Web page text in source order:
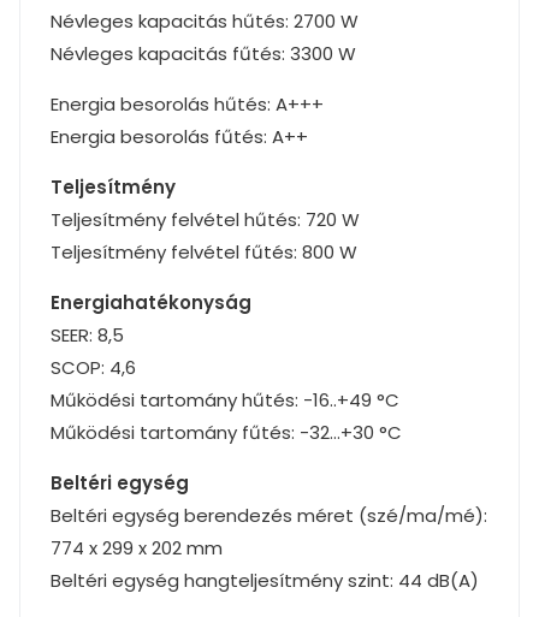
Névleges kapacitás hűtés: 2700 W
Névleges kapacitás fűtés: 3300 W
Energia besorolás hűtés: A+++
Energia besorolás fűtés: A++
Teljesítmény
Teljesítmény felvétel hűtés: 720 W
Teljesítmény felvétel fűtés: 800 W
Energiahatékonyság
SEER: 8,5
SCOP: 4,6
Működési tartomány hűtés: -16..+49 °C
Működési tartomány fűtés: -32…+30 °C
Beltéri egység
Beltéri egység berendezés méret (szé/ma/mé):
774 x 299 x 202 mm
Beltéri egység hangteljesítmény szint: 44 dB(A)